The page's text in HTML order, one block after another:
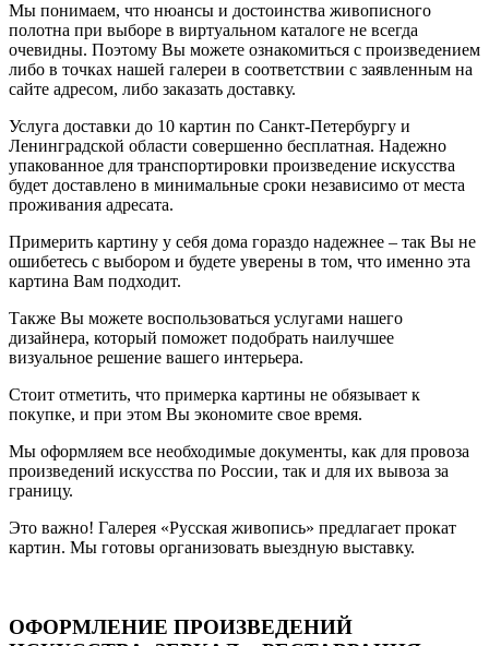
Мы понимаем, что нюансы и достоинства живописного
полотна при выборе в виртуальном каталоге не всегда
очевидны. Поэтому Вы можете ознакомиться с произведением
либо в точках нашей галереи в соответствии с заявленным на
сайте адресом, либо заказать доставку.
Услуга доставки до 10 картин по Санкт-Петербургу и
Ленинградской области совершенно бесплатная. Надежно
упакованное для транспортировки произведение искусства
будет доставлено в минимальные сроки независимо от места
проживания адресата.
Примерить картину у себя дома гораздо надежнее – так Вы не
ошибетесь с выбором и будете уверены в том, что именно эта
картина Вам подходит.
Также Вы можете воспользоваться услугами нашего
дизайнера, который поможет подобрать наилучшее
визуальное решение вашего интерьера.
Стоит отметить, что примерка картины не обязывает к
покупке, и при этом Вы экономите свое время.
Мы оформляем все необходимые документы, как для провоза
произведений искусства по России, так и для их вывоза за
границу.
Это важно! Галерея «Русская живопись» предлагает прокат
картин. Мы готовы организовать выездную выставку.
ОФОРМЛЕНИЕ ПРОИЗВЕДЕНИЙ